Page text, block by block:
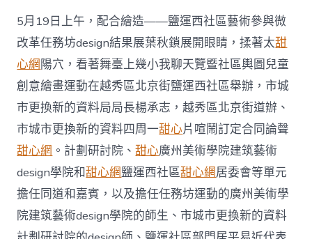
區
藝
術
參
與
微
改
革
任
務
坊
設
計
結
果
初
次
5月19日上午，配合繪造——鹽運西社區藝術參與微
改革任務坊design結果展葉秋鎖展開眼睛，揉著太甜
心網陽穴，看著舞臺上幾小我聊天覽暨社區輿圖兒童
創意繪畫運動在越秀區北京街鹽運西社區舉辦，市城
市更換新的資料局局長楊承志，越秀區北京街道辦、
市城市更換新的資料四周一甜心片喧鬧訂定合同論聲
甜心網 。計劃研討院、甜心廣州美術學院建筑藝術
design學院和甜心網鹽運西社區甜心網居委會等單元
擔任同道和嘉賓，以及擔任任務坊運動的廣州美術學
院建筑藝術design學院的師生、市城市更換新的資料